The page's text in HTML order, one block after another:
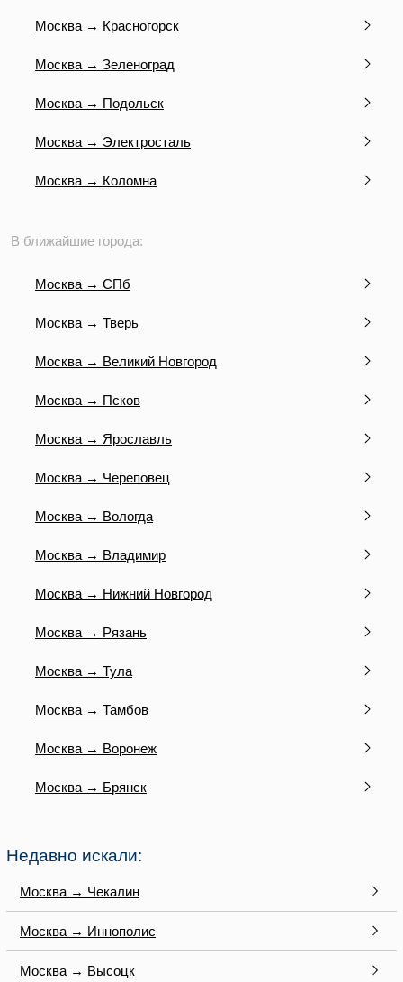
Москва → Красногорск
Москва → Зеленоград
Москва → Подольск
Москва → Электросталь
Москва → Коломна
В ближайшие города:
Москва → СПб
Москва → Тверь
Москва → Великий Новгород
Москва → Псков
Москва → Ярославль
Москва → Череповец
Москва → Вологда
Москва → Владимир
Москва → Нижний Новгород
Москва → Рязань
Москва → Тула
Москва → Тамбов
Москва → Воронеж
Москва → Брянск
Недавно искали:
Москва → Чекалин
Москва → Иннополис
Москва → Высоцк